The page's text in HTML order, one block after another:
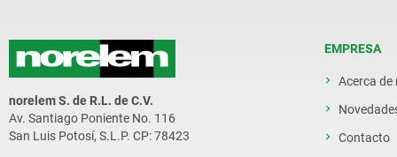
norelem S. de R.L. de C.V.
Av. Santiago Poniente No. 116
San Luis Potosí, S.L.P. CP: 78423
EMPRESA
Acerca
Contacto